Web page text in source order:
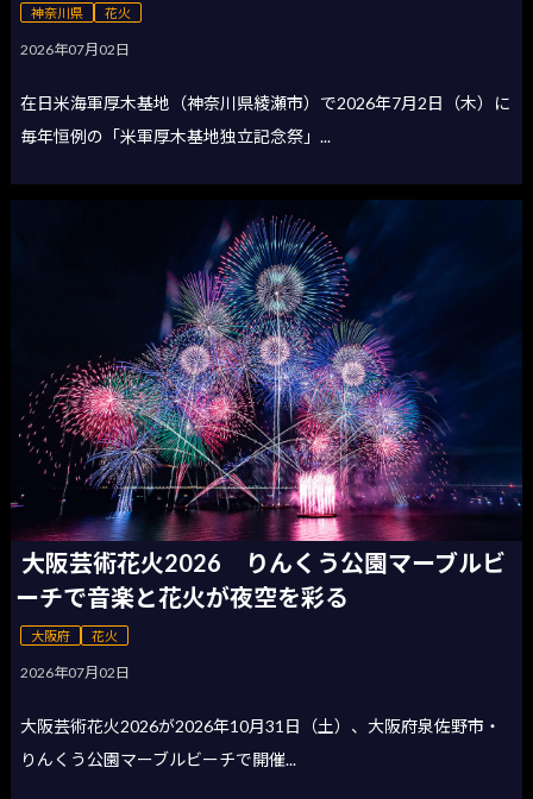
神奈川県 花火
2026年07月02日
在日米海軍厚木基地（神奈川県綾瀬市）で2026年7月2日（木）に
毎年恒例の「米軍厚木基地独立記念祭」...
大阪芸術花火2026 りんくう公園マーブルビ
ーチで音楽と花火が夜空を彩る
大阪府 花火
2026年07月02日
大阪芸術花火2026が2026年10月31日（土）、大阪府泉佐野市・
りんくう公園マーブルビーチで開催...